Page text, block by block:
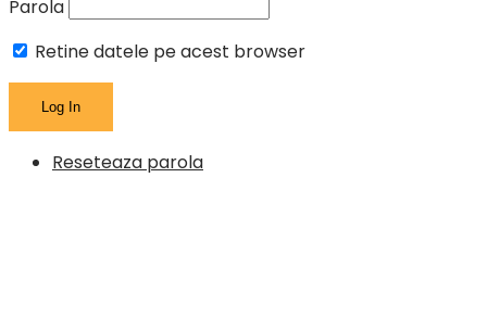
Parola
Retine datele pe acest browser
Reseteaza parola